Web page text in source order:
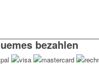
bezahlen